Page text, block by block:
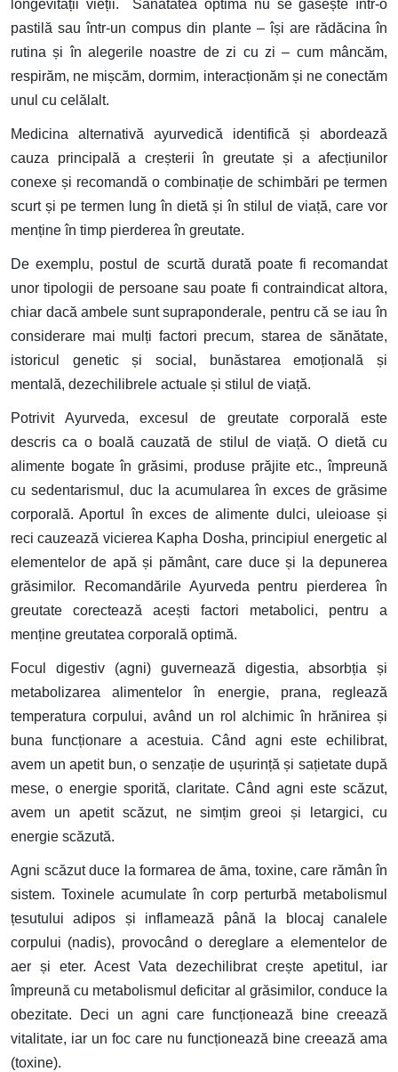
longevității vieții. Sănătatea optimă nu se găsește într-o
pastilă sau într-un compus din plante – își are rădăcina în
rutina și în alegerile noastre de zi cu zi – cum mâncăm,
respirăm, ne mișcăm, dormim, interacționăm și ne conectăm
unul cu celălalt.
Medicina alternativă ayurvedică identifică și abordează
cauza principală a creșterii în greutate și a afecțiunilor
conexe și recomandă o combinație de schimbări pe termen
scurt și pe termen lung în dietă și în stilul de viață, care vor
menține în timp pierderea în greutate.
De exemplu, postul de scurtă durată poate fi recomandat
unor tipologii de persoane sau poate fi contraindicat altora,
chiar dacă ambele sunt supraponderale, pentru că se iau în
considerare mai mulți factori precum, starea de sănătate,
istoricul genetic și social, bunăstarea emoțională și
mentală, dezechilibrele actuale și stilul de viață.
Potrivit Ayurveda, excesul de greutate corporală este
descris ca o boală cauzată de stilul de viață. O dietă cu
alimente bogate în grăsimi, produse prăjite etc., împreună
cu sedentarismul, duc la acumularea în exces de grăsime
corporală. Aportul în exces de alimente dulci, uleioase și
reci cauzează vicierea Kapha Dosha, principiul energetic al
elementelor de apă și pământ, care duce și la depunerea
grăsimilor. Recomandările Ayurveda pentru pierderea în
greutate corectează acești factori metabolici, pentru a
menține greutatea corporală optimă.
Focul digestiv (agni) guvernează digestia, absorbția și
metabolizarea alimentelor în energie, prana, reglează
temperatura corpului, având un rol alchimic în hrănirea și
buna funcționare a acestuia. Când agni este echilibrat,
avem un apetit bun, o senzație de ușurință și sațietate după
mese, o energie sporită, claritate. Când agni este scăzut,
avem un apetit scăzut, ne simțim greoi și letargici, cu
energie scăzută.
Agni scăzut duce la formarea de āma, toxine, care rămân în
sistem. Toxinele acumulate în corp perturbă metabolismul
țesutului adipos și inflamează până la blocaj canalele
corpului (nadis), provocând o dereglare a elementelor de
aer și eter. Acest Vata dezechilibrat crește apetitul, iar
împreună cu metabolismul deficitar al grăsimilor, conduce la
obezitate. Deci un agni care funcționează bine creează
vitalitate, iar un foc care nu funcționează bine creează ama
(toxine).